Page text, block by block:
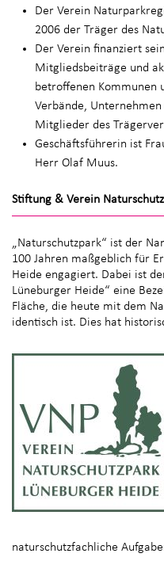
Der Verein
2006 der Träger des
Der Verein finanziert
Mitgliedsbeiträge und
betroffenen Kommunen
Verbände,
Mitglieder des
Geschäftsführerin ist
Herr Olaf Muus.
Stiftung & Verein
„Naturschutzpark“ ist der
100 Jahren maßgeblich für
Heide engagiert. Dabei ist
Lüneburger Heide“ eine
Fläche, die heute mit dem
identisch ist. Dies hat
naturschutzfachliche